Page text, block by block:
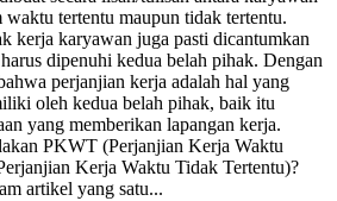
waktu tertentu maupun tidak tertentu.
kerja karyawan juga pasti dicantumkan
dipenuhi kedua belah pihak. Dengan
perjanjian kerja adalah hal yang
oleh kedua belah pihak, baik itu
yang memberikan lapangan kerja.
PKWT (Perjanjian Kerja Waktu
Kerja Waktu Tidak Tertentu)?
artikel yang satu...